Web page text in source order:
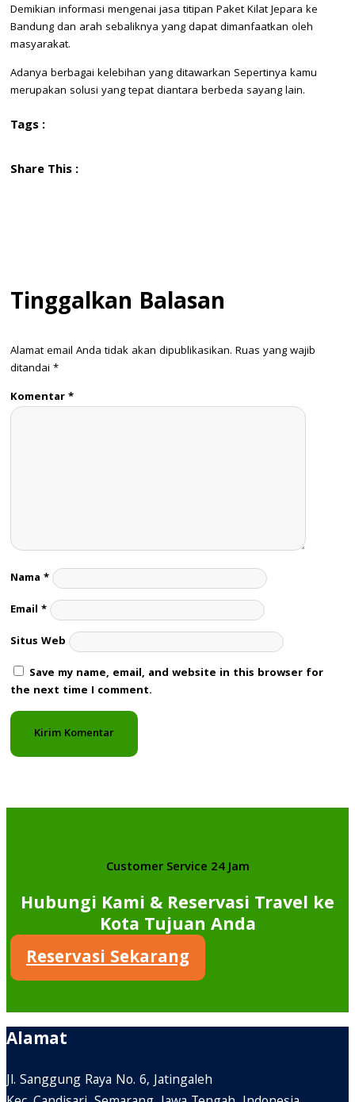
Demikian informasi mengenai jasa titipan Paket Kilat Jepara ke
Bandung dan arah sebaliknya yang dapat dimanfaatkan oleh
masyarakat.
Adanya berbagai kelebihan yang ditawarkan Sepertinya kamu
merupakan solusi yang tepat diantara berbeda sayang lain.
Tags :
Share This :
Tinggalkan Balasan
Alamat email Anda tidak akan dipublikasikan. Ruas yang wajib
ditandai *
Komentar*
Nama *
Email *
Situs Web
Save my name, email, and website in this browser for
the next time I comment.
Customer Service 24 Jam
Hubungi Kami & Reservasi Travel ke
Kota Tujuan Anda
Reservasi Sekarang
Alamat
Jl. Sanggung Raya No. 6, Jatingaleh